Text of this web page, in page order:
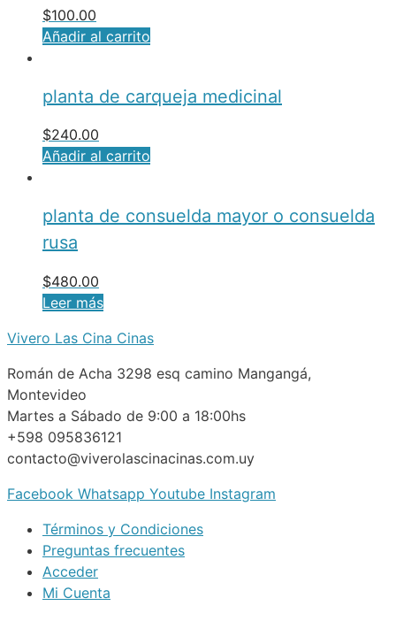
$100.00
Añadir al carrito
planta de carqueja medicinal
$240.00
Añadir al carrito
planta de consuelda mayor o consuelda
rusa
$480.00
Leer más
Vivero Las Cina Cinas
Román de Acha 3298 esq camino Mangangá,
Montevideo
Martes a Sábado de 9:00 a 18:00hs
+598 095836121
contacto@viverolascinacinas.com.uy
Facebook Whatsapp Youtube Instagram
Términos y Condiciones
Preguntas frecuentes
Acceder
Mi Cuenta